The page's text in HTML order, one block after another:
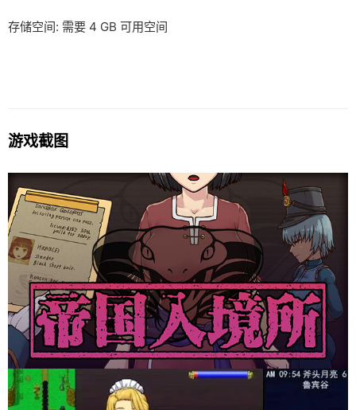
存储空间: 需要 4 GB 可用空间
游戏截图